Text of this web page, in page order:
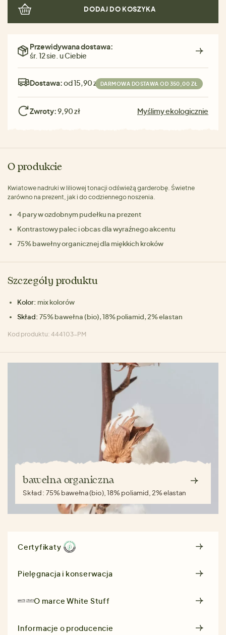
DODAJ DO KOSZYKA
Przewidywana dostawa:
śr. 12 sie. u Ciebie
Dostawa:od 15,90 zł DARMOWA DOSTAWA OD 350,00 ZŁ
Zwroty:9,90 zł Myślimy ekologicznie
O produkcie
Kwiatowe nadruki w liliowej tonacji odświeżą garderobę. Świetne
zarówno na prezent, jak i do codziennego noszenia.
4 pary w ozdobnym pudełku na prezent
Kontrastowy palec i obcas dla wyraźnego akcentu
75% bawełny organicznej dla miękkich kroków
Szczegóły produktu
Kolor: mix kolorów
Skład: 75% bawełna (bio), 18% poliamid, 2% elastan
Kod produktu: 444103-PM
bawełna organiczna
Skład:75% bawełna (bio), 18% poliamid, 2% elastan
Certyfikaty
Pielęgnacja i konserwacja
O marceWhite Stuff
Informacje o producencie